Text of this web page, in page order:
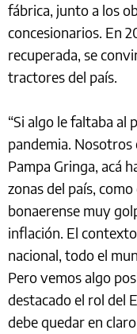
fábrica, junto a los
concesionarios. En
recuperada, se
tractores del país.
“Si algo le faltaba al
pandemia. Nosotros
Pampa Gringa, acá
zonas del país,
bonaerense muy
inflación. El
nacional, todo el
Pero vemos algo
destacado el rol del
debe quedar en